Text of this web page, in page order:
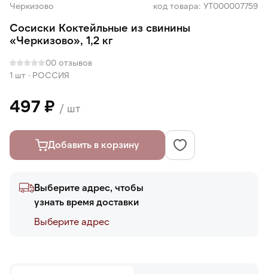
Черкизово код товара: УТ000007759
Сосиски Коктейльные из свинины
«Черкизово», 1,2 кг
00 отзывов
1 шт · РОССИЯ
497 ₽ / шт
Добавить в корзину
Выберите адрес, чтобы
узнать время доставки
Выберите адреc